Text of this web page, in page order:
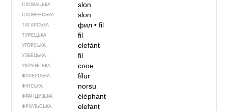
СЛОВАЦЬКА slon
СЛОВЕНСЬКА slon
ТАТАРСЬКА фил• fil
ТУРЕЦЬКА fil
УГОРСЬКА elefánt
УЗБЕЦЬКА fil
УКРАЇНСЬКА слон
ФАРЕРСЬКА fílur
ФІНСЬКА norsu
ФРАНЦУЗЬКА éléphant
ФРІУЛЬСЬКА elefant